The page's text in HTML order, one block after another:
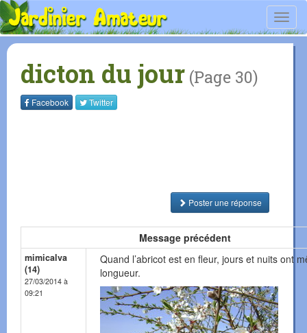
dicton du jour (Page 30)
Facebook Twitter
Poster une réponse
Message précédent
mimicalva
(14)
27/03/2014 à
09:21
Quand l’abricot est en fleur, jours et nuits ont
longueur.